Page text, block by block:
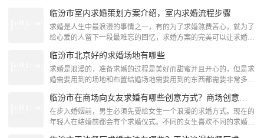
临汾市室内求婚策划方案介绍，室内求婚流程步骤
求婚是人生中最浪漫的事情之一，有的为了求婚煞费苦心，就为了
给心爱的人留下一段最难忘的回忆，求婚方案的完美可以让求婚回
那刻求婚方案首先考虑的因素就是求婚的具体时间，只有求婚时间
确定了你才可以相应的做各种准备工作，那么求婚时间一般我们选
择的就是男女朋友各自的生日，恋爱纪念日，相遇时间纪念日，七
临汾市北京好的求婚场地有哪些
求婚是浪漫的，准备求婚的过程是美好而甜蜜并且开心的，但是求
婚需要用到的场地和布置结婚场地需要用到的东西都需要非常多的
么地方比较好呢?让小编为你介绍几个场地让你布置一场浪漫的求
婚吧!紫禁城的西华门西华门被包围在紫禁城的城墙和护城河中，
没有东华门的的喧嚣，可以尽情的感受古都的意境，让自己的心平
在步入婚姻前，男生必须先要给女生一个浪漫的求婚方式。现在的
年轻人在结婚前都会有个求婚仪式。不同的女生喜欢不同的求婚方